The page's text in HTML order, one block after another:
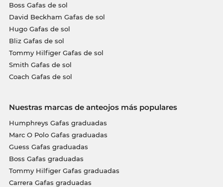
Boss Gafas de sol
David Beckham Gafas de sol
Hugo Gafas de sol
Bliz Gafas de sol
Tommy Hilfiger Gafas de sol
Smith Gafas de sol
Coach Gafas de sol
Nuestras marcas de anteojos más populares
Humphreys Gafas graduadas
Marc O Polo Gafas graduadas
Guess Gafas graduadas
Boss Gafas graduadas
Tommy Hilfiger Gafas graduadas
Carrera Gafas graduadas